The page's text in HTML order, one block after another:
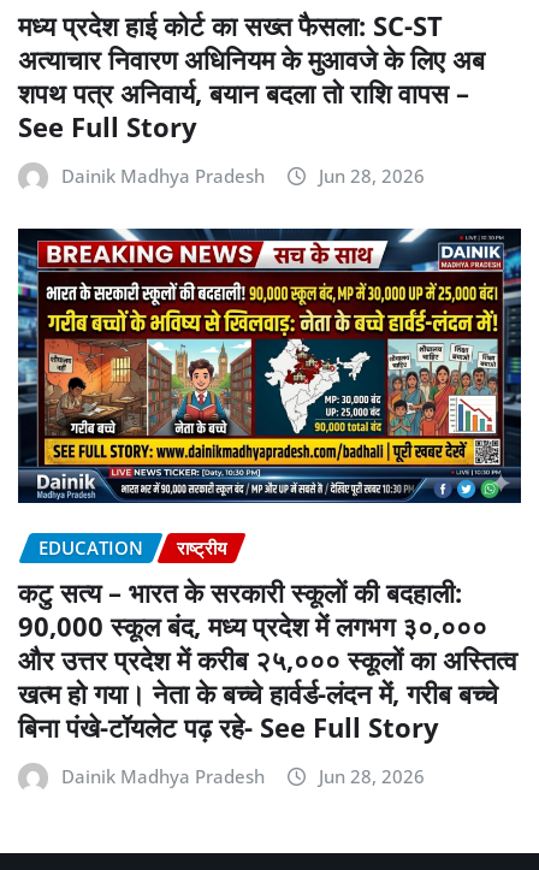
मध्य प्रदेश हाई कोर्ट का सख्त फैसला: SC-ST
अत्याचार निवारण अधिनियम के मुआवजे के लिए अब
शपथ पत्र अनिवार्य, बयान बदला तो राशि वापस –
See Full Story
Dainik Madhya Pradesh Jun 28, 2026
EDUCATION राष्ट्रीय
कटु सत्य – भारत के सरकारी स्कूलों की बदहाली:
90,000 स्कूल बंद, मध्य प्रदेश में लगभग ३०,०००
और उत्तर प्रदेश में करीब २५,००० स्कूलों का अस्तित्व
खत्म हो गया। नेता के बच्चे हार्वर्ड-लंदन में, गरीब बच्चे
बिना पंखे-टॉयलेट पढ़ रहे- See Full Story
Dainik Madhya Pradesh Jun 28, 2026